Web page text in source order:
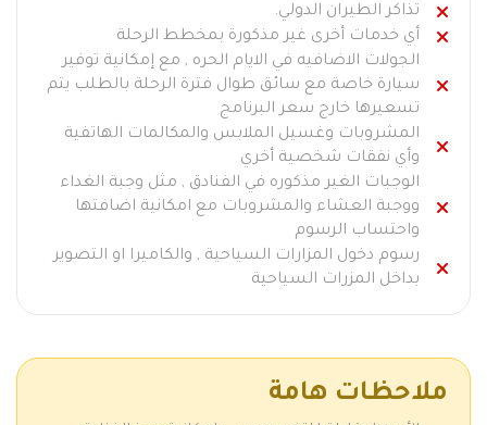
تذاكر الطيران الدولي.
أي خدمات أخرى غير مذكورة بمخطط الرحلة
الجولات الاضافيه في الايام الحره , مع إمكانية توفير
سيارة خاصة مع سائق طوال فترة الرحلة بالطلب يتم
تسعيرها خارج سعر البرنامج
المشروبات وغسيل الملابس والمكالمات الهاتفية
وأي نفقات شخصية أخري
الوجبات الغير مذكوره في الفنادق , مثل وجبة الغداء
ووجبة العشاء والمشروبات مع امكانية اضافتها
واحتساب الرسوم
رسوم دخول المزارات السياحية , والكاميرا او التصوير
بداخل المزرات السياحية
ملاحظات هامة